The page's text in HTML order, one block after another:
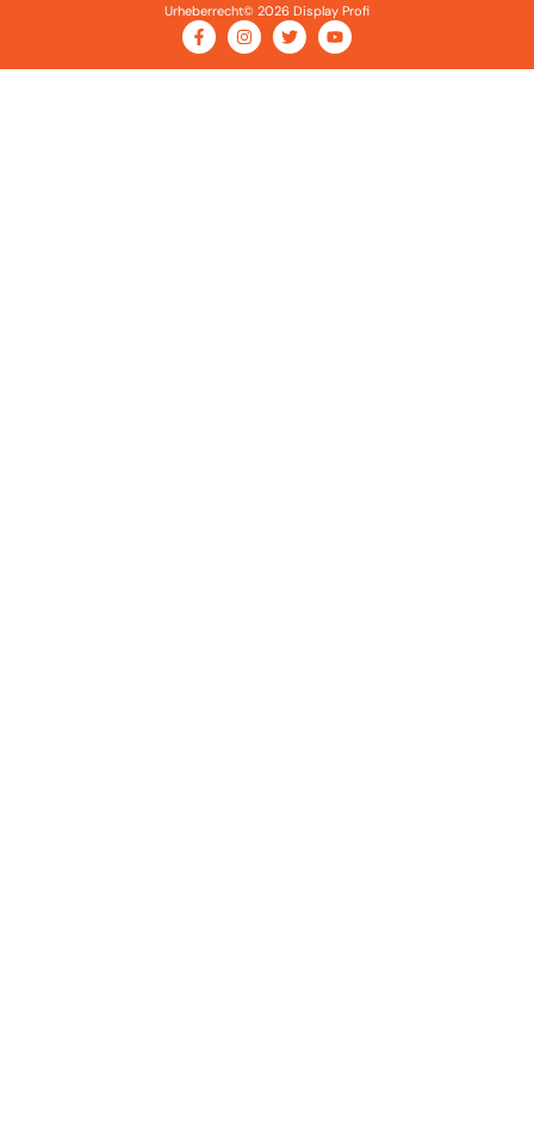
Urheberrecht© 2026 Display Profi